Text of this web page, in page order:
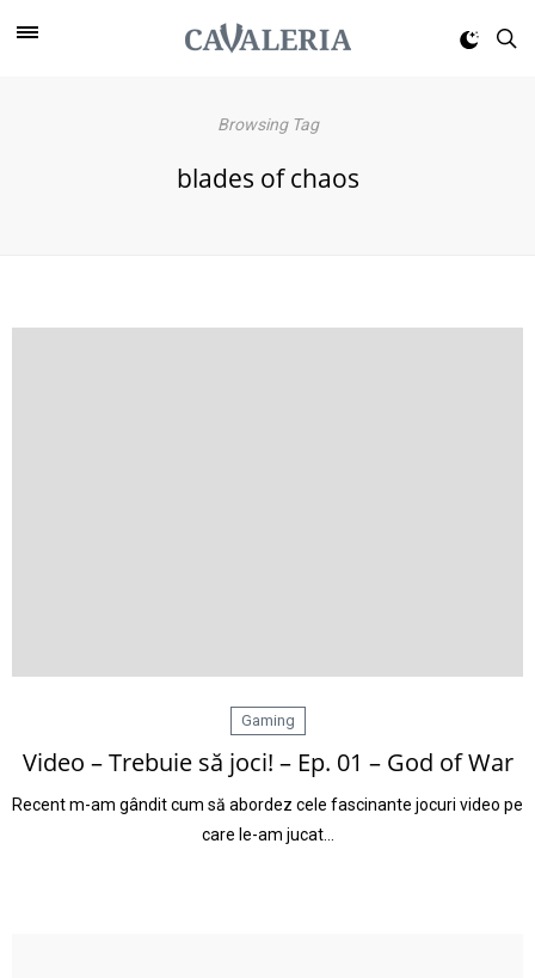
Browsing Tag
blades of chaos
Gaming
Video – Trebuie să joci! – Ep. 01 – God of War
Recent m-am gândit cum să abordez cele fascinante jocuri video pe
care le-am jucat…